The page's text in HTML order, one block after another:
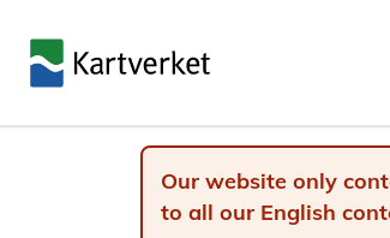
Our website only
to all our English